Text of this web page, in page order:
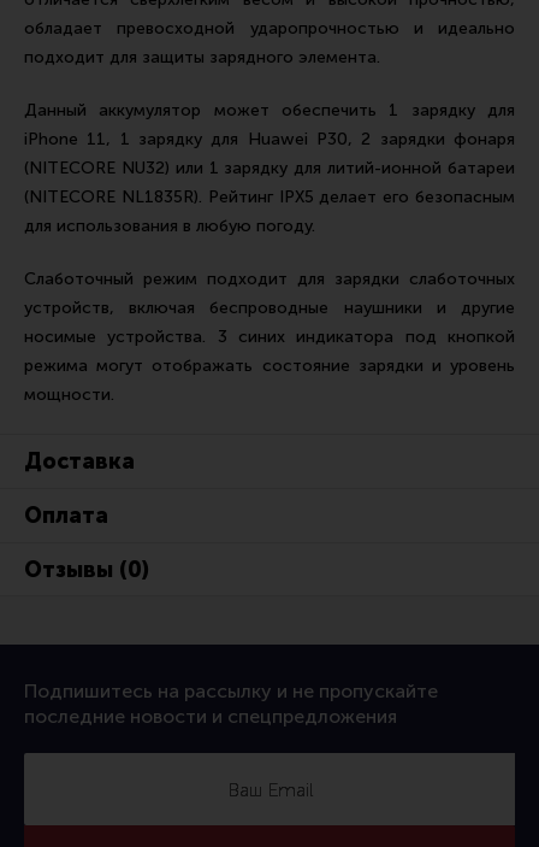
Разгрузочные системы и защита
Защита головы
Чехлы, рюкзаки, сумки
Фонари
Оружейная химия
Инструменты и другие аксессуары
Патчи
Релоадинг
Все разделы
Новости
Фотоотчеты
обладает превосходной ударопрочностью и идеально
подходит для защиты зарядного элемента.
Данный аккумулятор может обеспечить 1 зарядку для
iPhone 11, 1 зарядку для Huawei P30, 2 зарядки фонаря
(NITECORE NU32) или 1 зарядку для литий-ионной батареи
(NITECORE NL1835R). Рейтинг IPX5 делает его безопасным
для использования в любую погоду.
Слаботочный режим подходит для зарядки слаботочных
устройств, включая беспроводные наушники и другие
носимые устройства. 3 синих индикатора под кнопкой
режима могут отображать состояние зарядки и уровень
мощности.
Доставка
Оплата
Отзывы (0)
Подпишитесь на рассылку и не пропускайте
последние новости и спецпредложения